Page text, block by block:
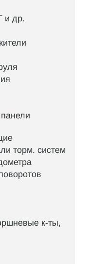
и др.
торм. систем
к-ты,